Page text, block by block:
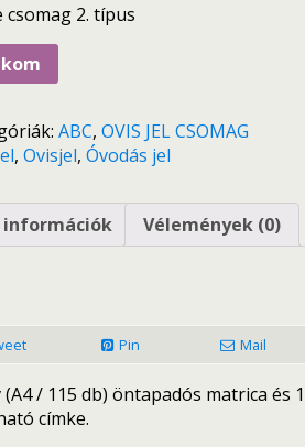
csomag 2. típus
ABC, OVIS JEL CSOMAG
, Ovisjel, Óvodás jel
információk Vélemények (0)
Pin Mail
/ 115 db) öntapadós matrica és 1
címke.